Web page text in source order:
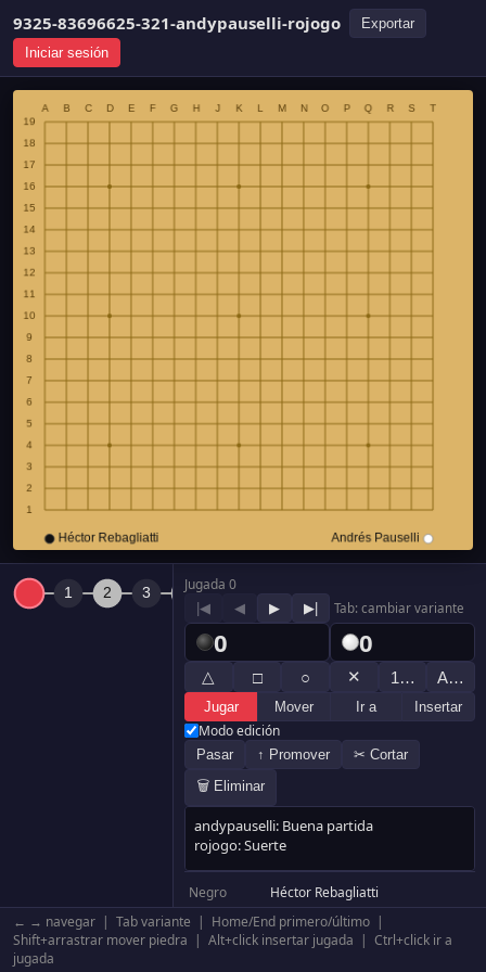
9325-83696625-321-andypauselli-rojogo
Exportar
Iniciar sesión
Jugada 0
|◀ ◀ ▶ ▶| Tab: cambiar variante
0 0
△ □ ○ ✕ 1… A…
Jugar Mover Ir a Insertar
Modo edición
Pasar ↑ Promover
✂ Cortar
🗑 Eliminar
Negro
Héctor Rebagliatti
Blanco
Andrés Pauselli
Resultado
Blanco +0.5
← → navegar | Tab variante | Home/End primero/último |
Shift+arrastrar mover piedra | Alt+click insertar jugada | Ctrl+click ir a
jugada